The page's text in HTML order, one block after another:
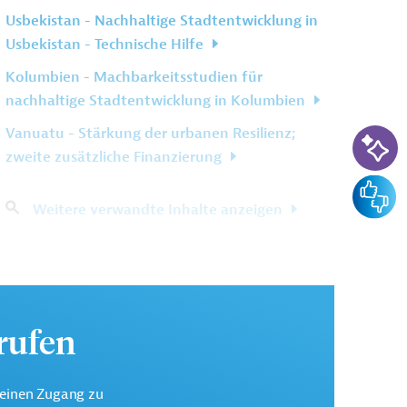
Usbekistan - Nachhaltige Stadtentwicklung in
Usbekistan - Technische Hilfe
Kolumbien - Machbarkeitsstudien für
nachhaltige Stadtentwicklung in Kolumbien
Vanuatu - Stärkung der urbanen Resilienz;
zweite zusätzliche Finanzierung
Weitere verwandte Inhalte anzeigen
Zugang zu
KI-